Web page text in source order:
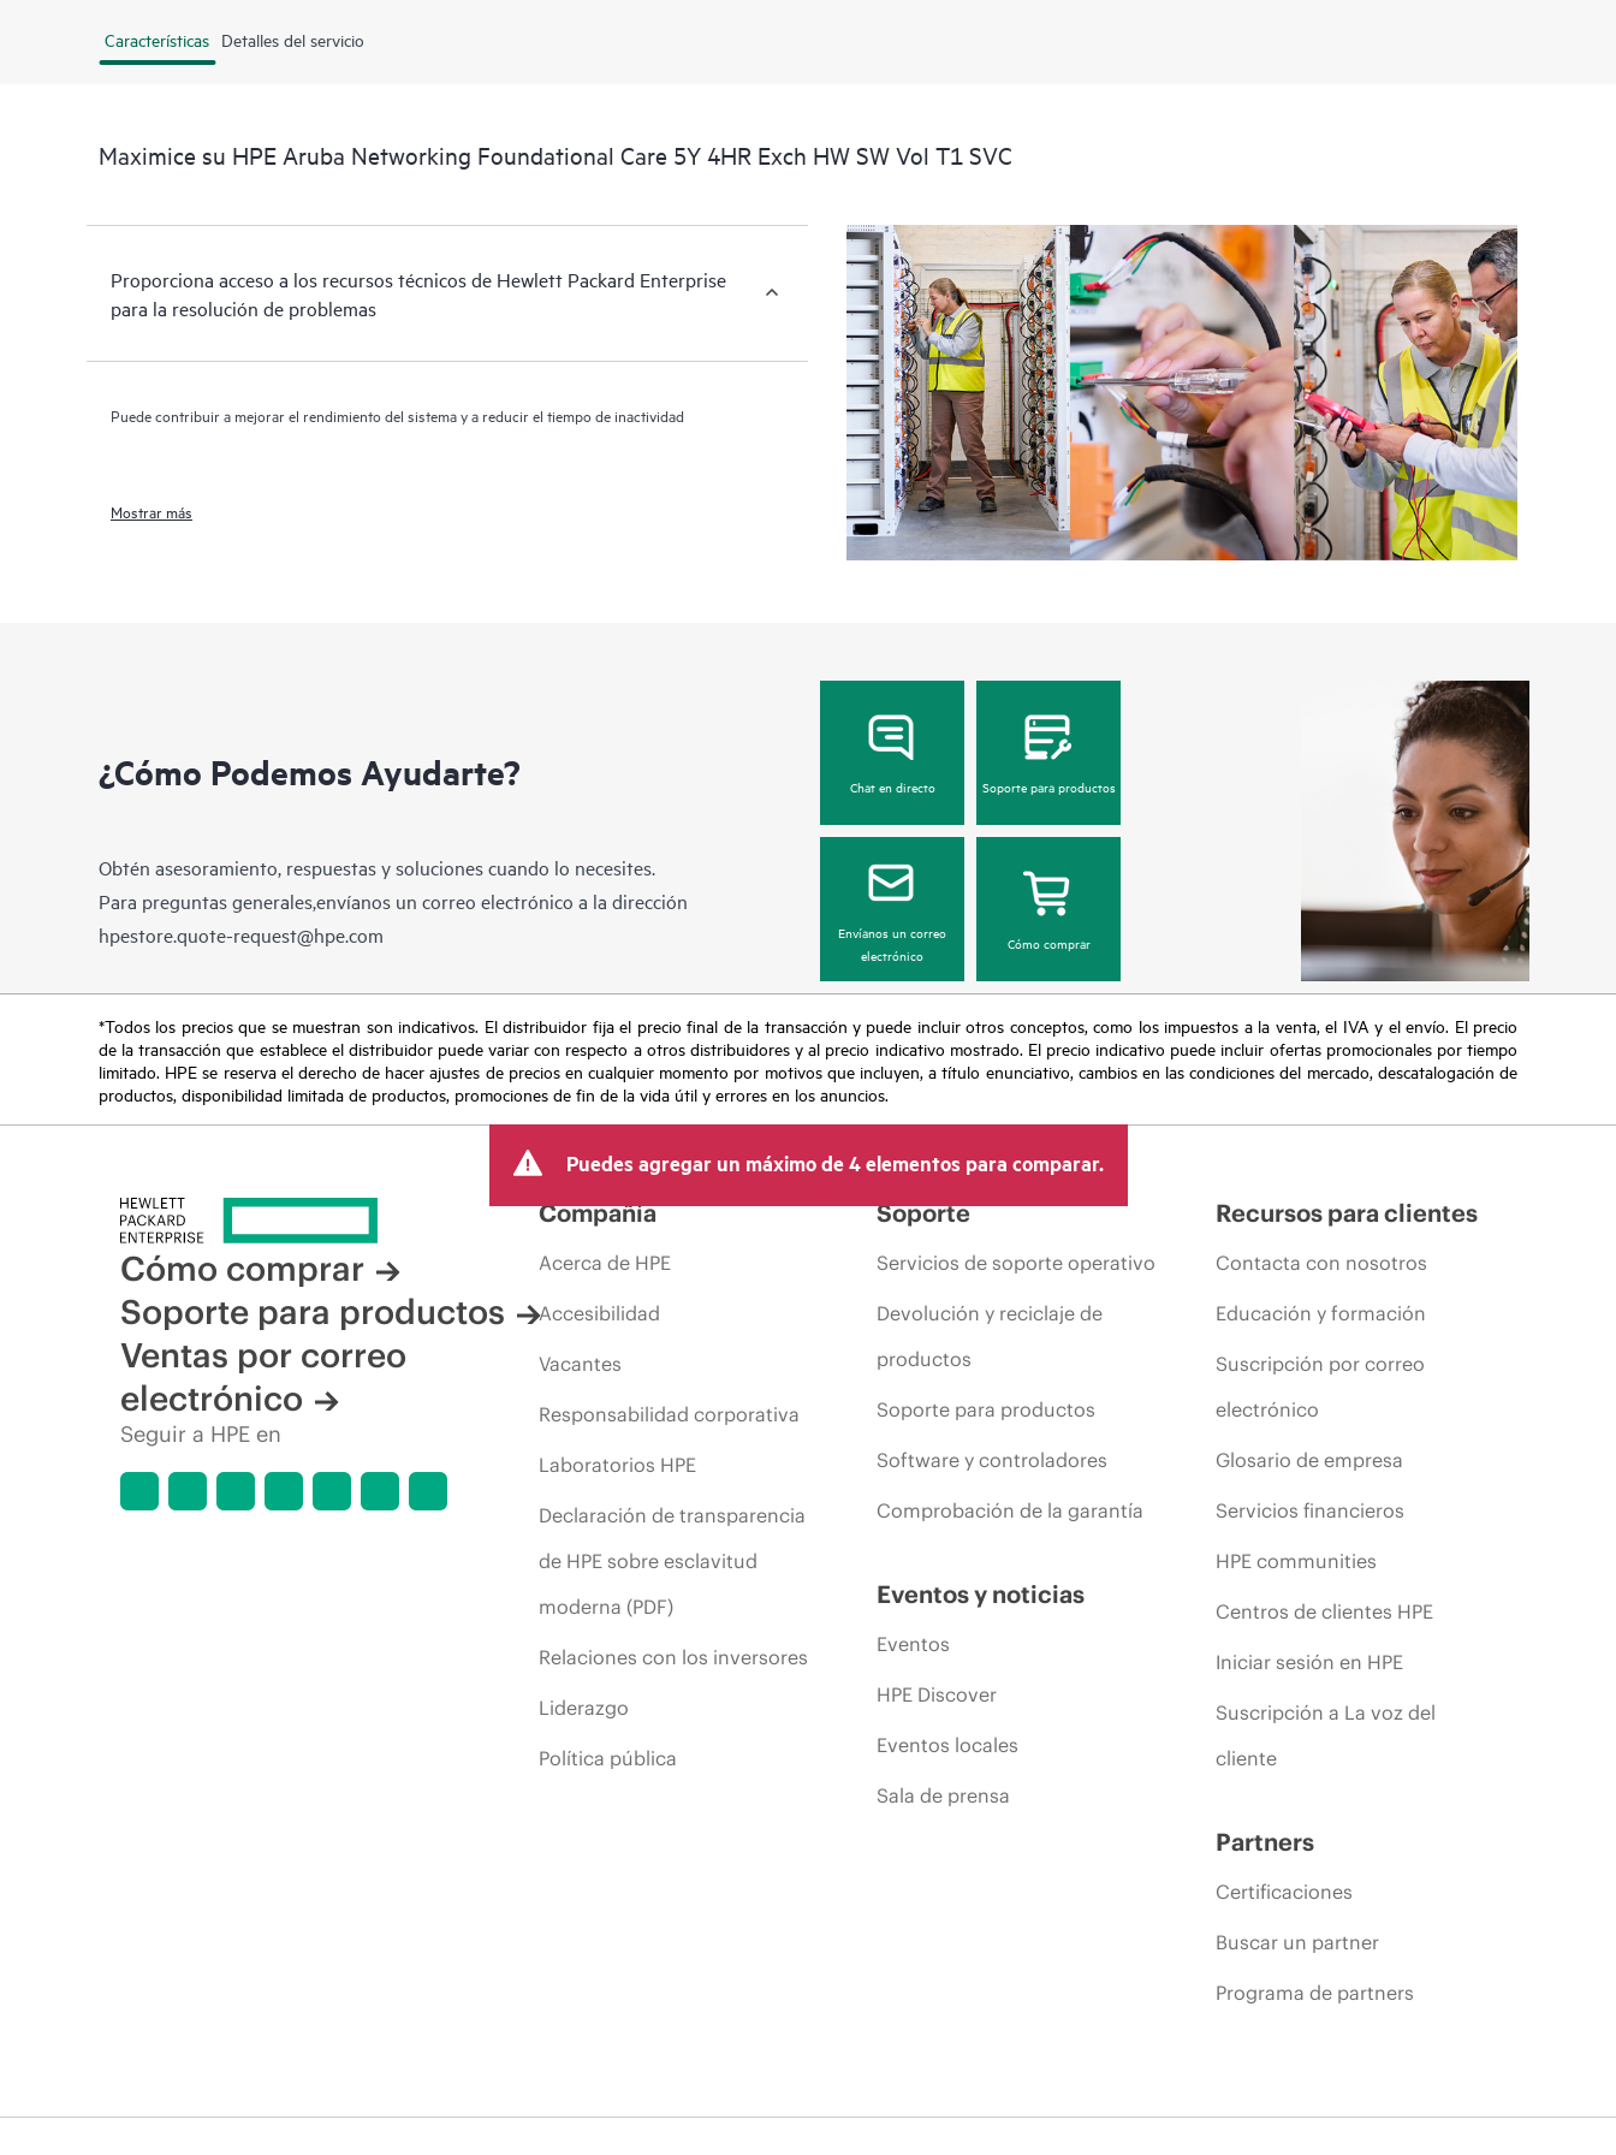
Características Detalles del servicio
Maximice su HPE Aruba Networking Foundational Care 5Y 4HR Exch HW SW Vol T1 SVC
Proporciona acceso a los recursos técnicos de Hewlett Packard Enterprise
para la resolución de problemas
Puede contribuir a mejorar el rendimiento del sistema y a reducir el tiempo de inactividad
Mostrar más
¿Cómo Podemos Ayudarte?
Obtén asesoramiento, respuestas y soluciones cuando lo necesites.
Para preguntas generales,envíanos un correo electrónico a la dirección
hpestore.quote-request@hpe.com
Chat en directo Soporte para productos
Envíanos un correo
electrónico
Cómo comprar
*Todos los precios que se muestran son indicativos. El distribuidor fija el precio final de la transacción y puede incluir otros conceptos, como los impuestos a la venta, el IVA y el envío. El precio
de la transacción que establece el distribuidor puede variar con respecto a otros distribuidores y al precio indicativo mostrado. El precio indicativo puede incluir ofertas promocionales por tiempo
limitado. HPE se reserva el derecho de hacer ajustes de precios en cualquier momento por motivos que incluyen, a título enunciativo, cambios en las condiciones del mercado, descatalogación de
productos, disponibilidad limitada de productos, promociones de fin de la vida útil y errores en los anuncios.
Puedes agregar un máximo de 4 elementos para comparar.
Cómo comprar
Soporte para productos
Ventas por correo
electrónico
Seguir a HPE en
Compañía
Acerca de HPE
Accesibilidad
Vacantes
Responsabilidad corporativa
Laboratorios HPE
Declaración de transparencia
de HPE sobre esclavitud
moderna (PDF)
Relaciones con los inversores
Liderazgo
Política pública
Soporte
Servicios de soporte operativo
Devolución y reciclaje de
productos
Soporte para productos
Software y controladores
Comprobación de la garantía
Eventos y noticias
Eventos
HPE Discover
Eventos locales
Sala de prensa
Recursos para clientes
Contacta con nosotros
Educación y formación
Suscripción por correo
electrónico
Glosario de empresa
Servicios financieros
HPE communities
Centros de clientes HPE
Iniciar sesión en HPE
Suscripción a La voz del
cliente
Partners
Certificaciones
Buscar un partner
Programa de partners